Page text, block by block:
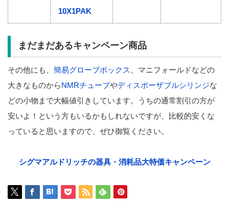
10X1PAK
まだまだあるキャンペーン商品
その他にも、 簡易グローブボックス
、マニフォールドなどの
大きなものからNMRチューブやディスポーザブルシリンジな
どの小物まで大幅値引きしています。うちの通常割引の方が
安いよ！という方もいるかもしれないですが、比較的安くな
っていると思いますので、ぜひ御覧ください。
シグマアルドリッチの器具・消耗品大特価キャンペーン